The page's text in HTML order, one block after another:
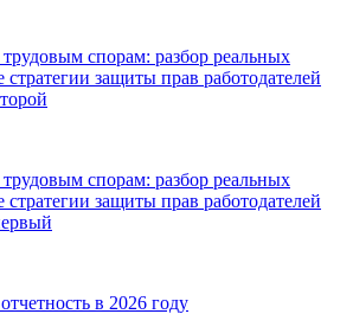
спорам: разбор реальных
защиты прав работодателей
спорам: разбор реальных
защиты прав работодателей
в 2026 году